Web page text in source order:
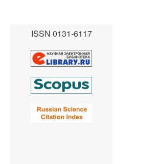
ISSN 0131-6117